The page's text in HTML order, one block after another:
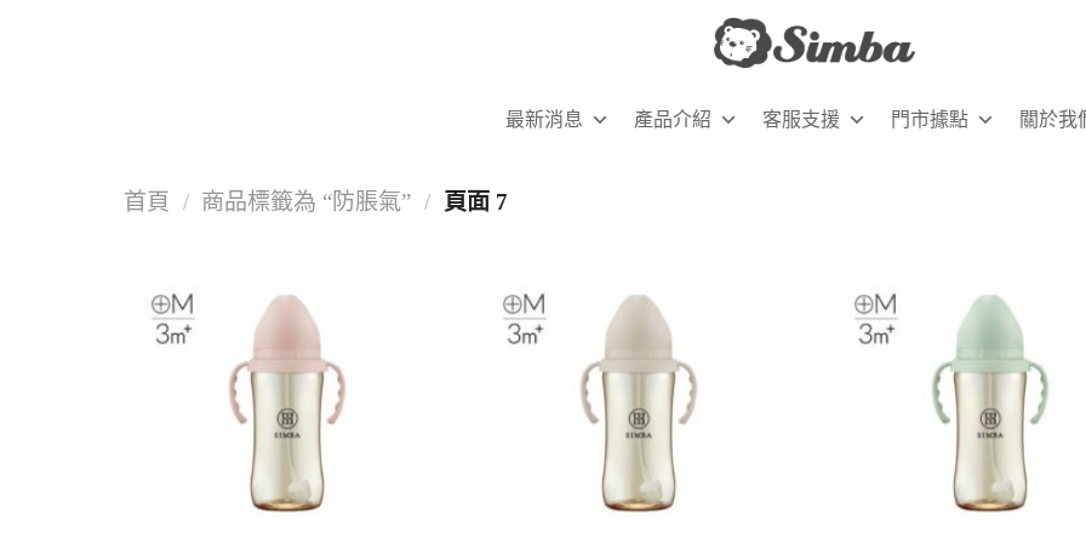
最新消息 產品介紹 客服支援 門市據點 關於我
首頁 / 商品標籤為 “防脹氣” / 頁面 7